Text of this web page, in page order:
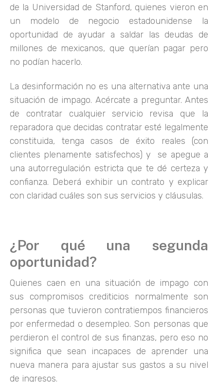
de la Universidad de Stanford, quienes vieron en
un modelo de negocio estadounidense la
oportunidad de ayudar a saldar las deudas de
millones de mexicanos, que querían pagar pero
no podían hacerlo.
La desinformación no es una alternativa ante una
situación de impago. Acércate a preguntar. Antes
de contratar cualquier servicio revisa que la
reparadora que decidas contratar esté legalmente
constituida, tenga casos de éxito reales (con
clientes plenamente satisfechos) y se apegue a
una autorregulación estricta que te dé certeza y
confianza. Deberá exhibir un contrato y explicar
con claridad cuáles son sus servicios y cláusulas.
¿Por qué una segunda
oportunidad?
Quienes caen en una situación de impago con
sus compromisos crediticios normalmente son
personas que tuvieron contratiempos financieros
por enfermedad o desempleo. Son personas que
perdieron el control de sus finanzas, pero eso no
significa que sean incapaces de aprender una
nueva manera para ajustar sus gastos a su nivel
de ingresos.